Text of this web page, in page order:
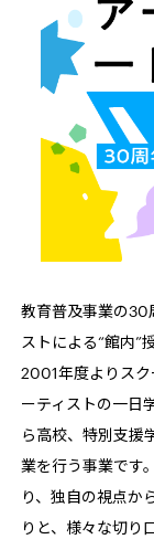
教育普及事業の30
ストによる“館内”
2001年度よりスク
ーティストの一日
ら高校、特別支援
業を行う事業です
り、独自の視点か
りと、様々な切り